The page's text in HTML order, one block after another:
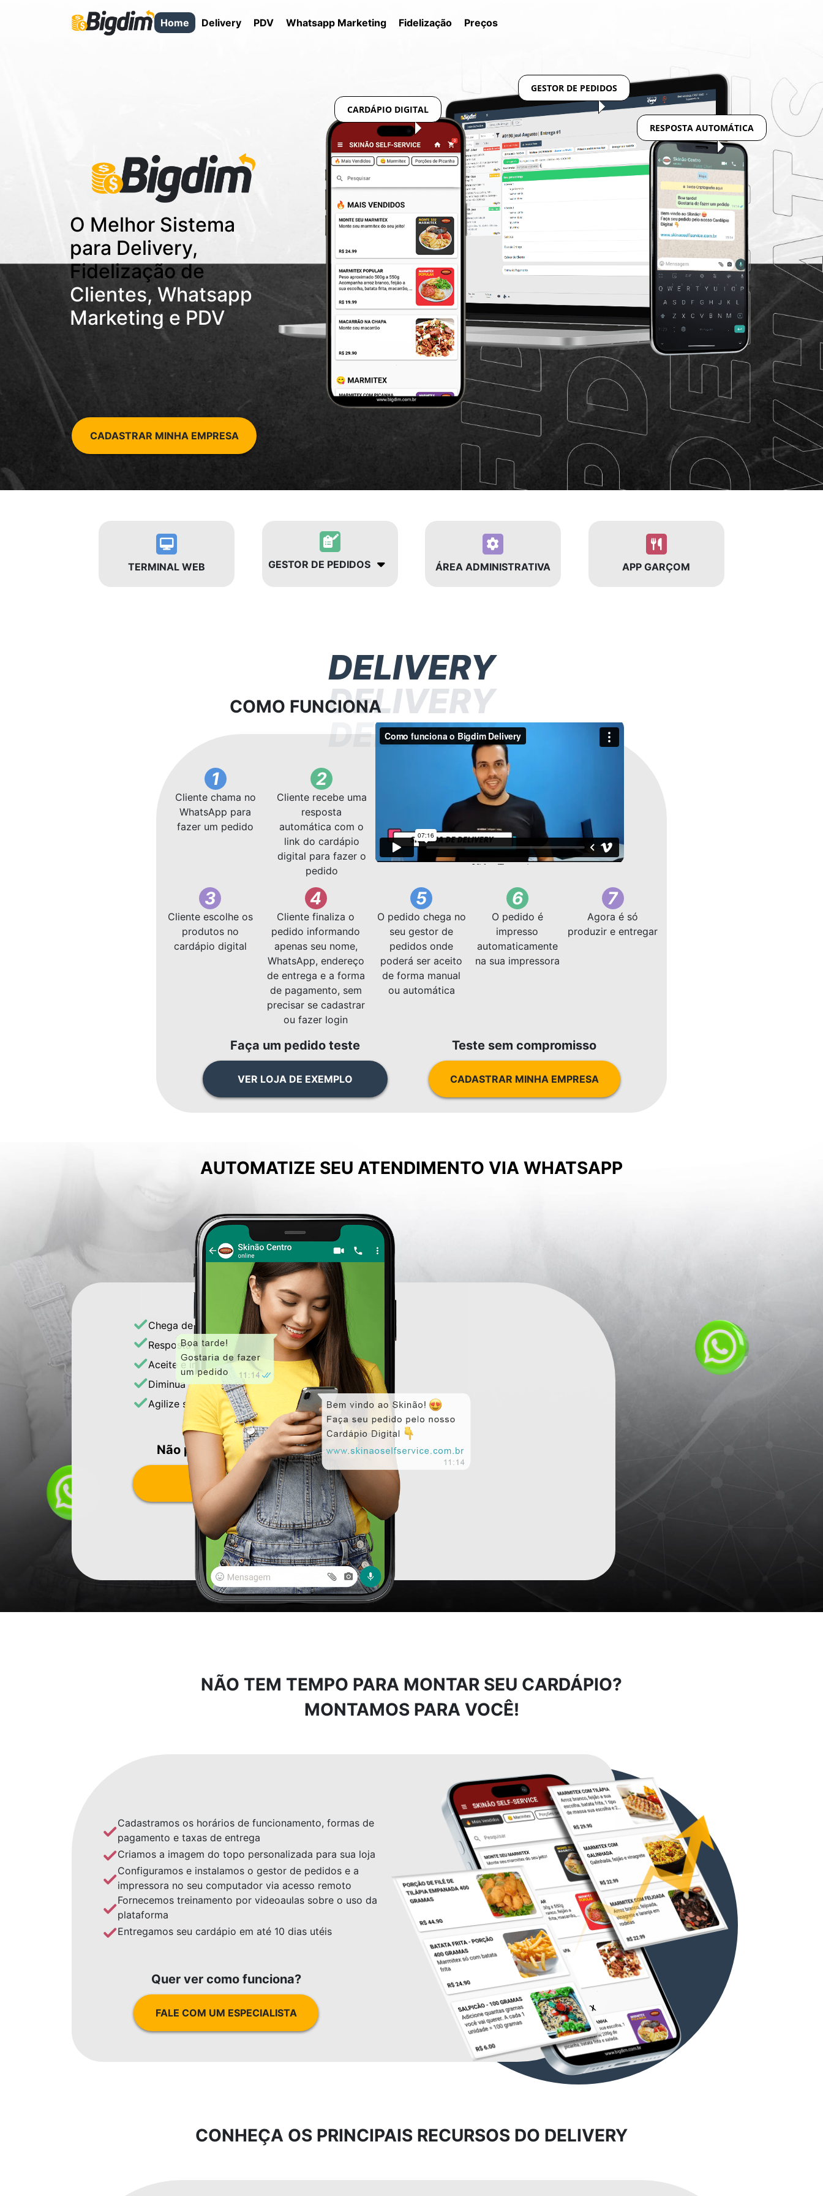
Home Delivery PDV Whatsapp Marketing Fidelização Preços
O Melhor Sistema
para Delivery,
Fidelização de
Clientes, Whatsapp
Marketing e PDV
CARDÁPIO DIGITAL
GESTOR DE PEDIDOS
RESPOSTA AUTOMÁTICA
CADASTRAR MINHA EMPRESA
TERMINAL WEB GESTOR DE PEDIDOS ÁREA ADMINISTRATIVA APP GARÇOM
DELIVERY
DELIVERY
DELIVERY
COMO FUNCIONA
1
Cliente chama no
WhatsApp para
fazer um pedido
2
Cliente recebe uma
resposta
automática com o
link do cardápio
digital para fazer o
pedido
3
Cliente escolhe os
produtos no
cardápio digital
4
Cliente finaliza o
pedido informando
apenas seu nome,
WhatsApp, endereço
de entrega e a forma
de pagamento, sem
precisar se cadastrar
ou fazer login
5
O pedido chega no
seu gestor de
pedidos onde
poderá ser aceito
de forma manual
ou automática
6
O pedido é
impresso
automaticamente
na sua impressora
7
Agora é só
produzir e entregar
Faça um pedido teste
VER LOJA DE EXEMPLO
Teste sem compromisso
CADASTRAR MINHA EMPRESA
AUTOMATIZE SEU ATENDIMENTO VIA WHATSAPP
Chega de anotar pedidos manualmente
Resposta automática via WhastApp
Aceite e impressão automáticos
Diminua os erros nos pedidos
Agilize seu atendimento
Não perca mais tempo!
TESTE GRÁTIS
NÃO TEM TEMPO PARA MONTAR SEU CARDÁPIO?
MONTAMOS PARA VOCÊ!
Cadastramos os horários de funcionamento, formas de
pagamento e taxas de entrega
Criamos a imagem do topo personalizada para sua loja
Configuramos e instalamos o gestor de pedidos e a
impressora no seu computador via acesso remoto
Fornecemos treinamento por videoaulas sobre o uso da
plataforma
Entregamos seu cardápio em até 10 dias utéis
Quer ver como funciona?
FALE COM UM ESPECIALISTA
CONHEÇA OS PRINCIPAIS RECURSOS DO DELIVERY